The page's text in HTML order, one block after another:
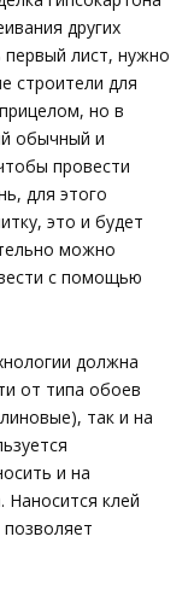
других
первый лист, нужно
строители для
но в
обычный и
провести
для этого
это и будет
можно
с помощью
должна
от типа обоев
так и на
и на
Наносится клей